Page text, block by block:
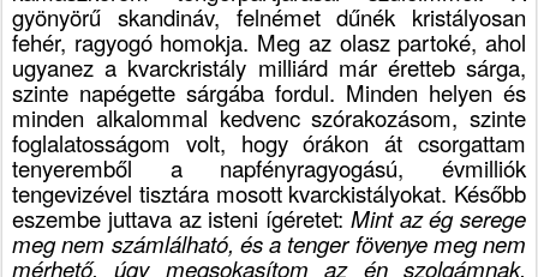
gyönyörű skandináv, felnémet dűnék kristályosan
fehér, ragyogó homokja. Meg az olasz partoké, ahol
ugyanez a kvarckristály milliárd már éretteb sárga,
szinte napégette sárgába fordul. Minden helyen és
minden alkalommal kedvenc szórakozásom, szinte
foglalatosságom volt, hogy órákon át csorgattam
tenyeremből a napfényragyogású, évmilliók
tengevizével tisztára mosott kvarckistályokat. Később
eszembe juttava az isteni ígéretet: Mint az ég serege
meg nem számlálható, és a tenger fövenye meg nem
mérhető, úgy megsokasítom az én szolgámnak,